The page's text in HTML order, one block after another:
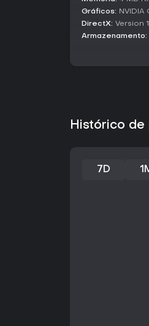
Gráficos:
DirectX: Version
Armazenamento:
Histórico de
7D